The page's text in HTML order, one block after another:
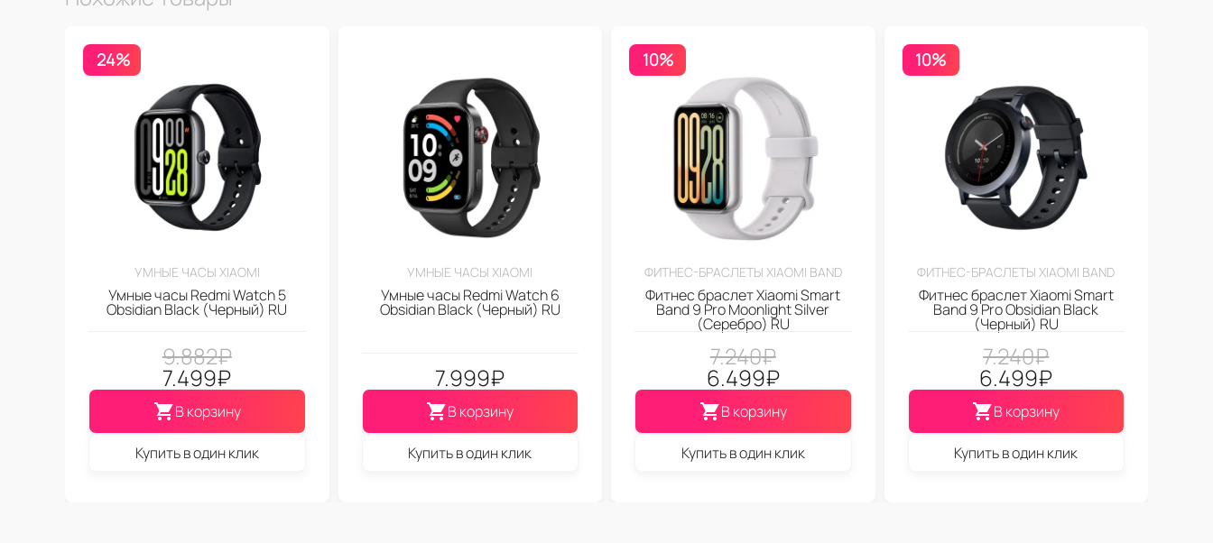
24%
УМНЫЕ ЧАСЫ XIAOMI
Умные часы Redmi Watch 5
Obsidian Black (Черный) RU
9.882₽
7.499₽
В корзину
Купить в один клик
УМНЫЕ ЧАСЫ XIAOMI
Умные часы Redmi Watch 6
Obsidian Black (Черный) RU
7.999₽
В корзину
Купить в один клик
10%
ФИТНЕС-БРАСЛЕТЫ XIAOMI BAND
Фитнес браслет Xiaomi Smart
Band 9 Pro Moonlight Silver
(Серебро) RU
7.240₽
6.499₽
В корзину
Купить в один клик
10%
ФИТНЕС-БРАСЛЕТЫ XIAOMI BAND
Фитнес браслет Xiaomi Smart
Band 9 Pro Obsidian Black
(Черный) RU
7.240₽
6.499₽
В корзину
Купить в один клик